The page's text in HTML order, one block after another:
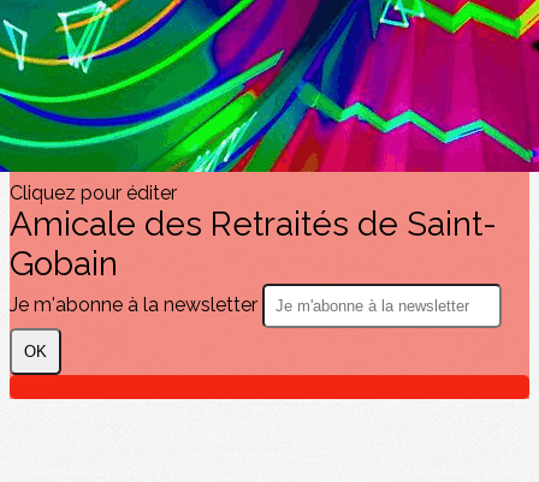
?>
Images de la page d'accueil
Cliquez pour éditer
Texte, bouton et/ou inscription à la newsletter
Cliquez pour éditer
Amicale des Retraités de Saint-
Gobain
Je m'abonne à la newsletter
OK